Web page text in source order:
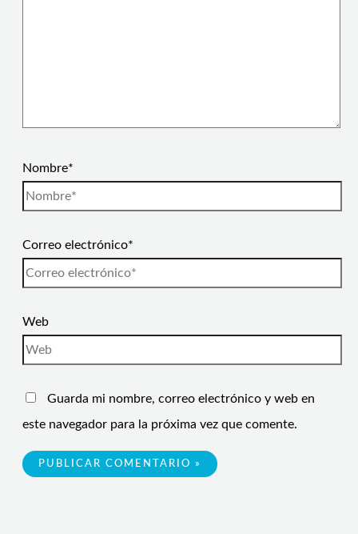
Nombre*
Correo electrónico*
Web
Guarda mi nombre, correo electrónico y web en
este navegador para la próxima vez que comente.